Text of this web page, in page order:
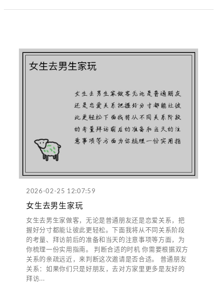
2026-02-25 12:07:59
女生去男生家玩
女生去男生家做客，无论是普通朋友还是恋爱关系，把
握好分寸都能让彼此更轻松。下面我将从不同关系阶段
的考量、拜访前后的准备和当天的注意事项等方面，为
你梳理一份实用指南。 判断合适的时机 你需要根据双方
关系的亲疏远近，来判断这次邀请是否合适。 普通朋友
关系：如果你们只是好朋友，去对方家里更多是友好的
拜访...